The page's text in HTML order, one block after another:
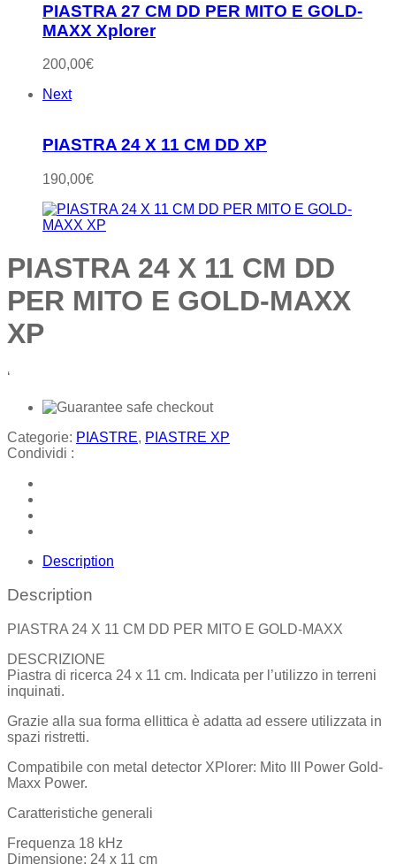
PIASTRA 27 CM DD PER MITO E GOLD-
MAXX Xplorer
200,00€
Next
PIASTRA 24 X 11 CM DD XP
190,00€
PIASTRA 24 X 11 CM DD
PER MITO E GOLD-MAXX
XP
‘
Categorie: PIASTRE, PIASTRE XP
Condividi :
Description
Description
PIASTRA 24 X 11 CM DD PER MITO E GOLD-MAXX
DESCRIZIONE
Piastra di ricerca 24 x 11 cm. Indicata per l’utilizzo in terreni
inquinati.
Grazie alla sua forma ellittica è adatta ad essere utilizzata in
spazi ristretti.
Compatibile con metal detector XPlorer: Mito III Power Gold-
Maxx Power.
Caratteristiche generali
Frequenza 18 kHz
Dimensione: 24 x 11 cm